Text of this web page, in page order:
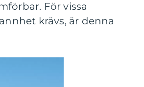
För vissa
krävs, är denna